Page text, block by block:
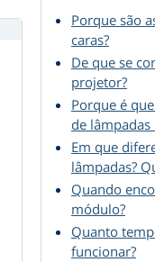
Porque são
caras?
De que se
projetor?
Porque é
de
Em que
lâmpadas?
Quando
módulo?
Quanto
funcionar?